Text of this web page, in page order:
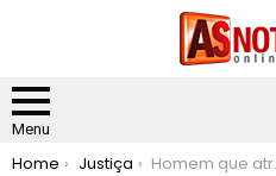
Menu
You are here:
Home Justiça Homem que atropelou e matou uma pessoa em São Gonçalo do Rio Abaixo e feriu outras em bloco de carnaval é condenado a 18 anos de prisão